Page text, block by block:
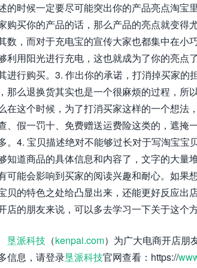
的时候一定要尽可能突出你的产品亮点淘宝
购买你的产品的话，那么产品的亮点就变得
数，而对于充电宝的宣传大家也都集中在小
利用阳光进行充电，这也就成为了你的亮点
进行购买。3. 作出你的承诺，打消掉买家
那么退换货其实也是一个很麻烦的过程，所
在这个时候，为了打消买家这样的一个想法
、假一罚十、免费赠送运费险这类的，遮掩
。4. 宝贝描述绝对不能够过长对于写淘宝
知道商品的具体信息和内容了，文字的大量
可能会影响到买家的阅读兴趣和耐心。如果
贝的特色之处给凸显出来，还能更好反应出
店的朋友来说，可以多去学习一下关于这个方
垦派科技 （kenpai.com）为广大电商开店朋
信息，请登录垦派科技官网查看：https://